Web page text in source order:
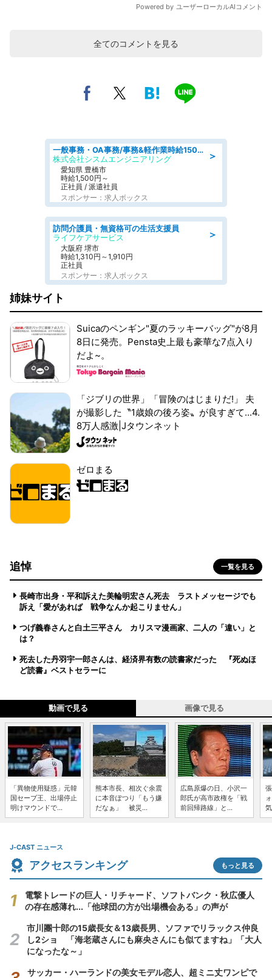
全てのコメントを見る
＞
一般事務・OA事務/事務&軽作業時給1500円土日祝休み各種社保完備
株式会社シスムエンジニアリング
愛知県 豊橋市
時給1,500円～
正社員 / 派遣社員
スポンサー：求人ボックス
＞
訪問介護員・無資格可の生活支援員
ライフケアサービス
大阪府 堺市
時給1,310円～1,910円
正社員
スポンサー：求人ボックス
姉妹サイト
Suicaのペンギン"夏のラッキーバッグ"が8月
8日に発売。Pensta史上最も豪華な7点入り
だよ~。
「ジブリの世界」「冒険のはじまりだ!」 夫
が撮影した〝1歳娘の後ろ姿〟が良すぎて...4.
8万人感激|Jタウンネット
ゼロまる
追悼 一覧を見る
長崎市出身・平和訴えた美輪明宏さん死去 ラストメッセージでも
訴え「愛があれば 戦争なんか起こりません」
つげ義春さんと白土三平さん カリスマ漫画家、二人の「違い」と
は？
死去した丹羽宇一郎さんは、経済界有数の読書家だった 『死ぬほ
ど読書』ベストセラーに
動画で見る 画像で見る
「異物使用疑惑」元韓
国セーブ王、出場停止
明けマウンドで...
熊本市長、相次ぐ余震
に本音ぽつり「もう嫌
だなぁ」 被災...
広島原爆の日、小沢一
郎氏が高市政権を「戦
前回帰路線」と...
J-CAST ニュース
アクセスランキング もっと見る
電撃トレードの巨人・リチャード、ソフトバンク・秋広優人
の存在感薄れ...「他球団の方が出場機会ある」の声が
市川團十郎の15歳長女＆13歳長男、ソファでリラックス仲良
し2ショ 「海老蔵さんにも麻央さんにも似てますね」「大人
になったな～」
サッカー・ハーランドの美女モデル恋人、超ミニ丈ワンピで